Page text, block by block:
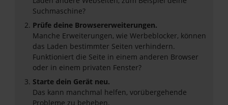
Suchmaschine?
Prüfe deine Browsererweiterungen.
Manche Erweiterungen, wie Werbeblocker, können
das Laden bestimmter Seiten verhindern.
Funktioniert die Seite in einem anderen Browser
oder in einem privaten Fenster?
Starte dein Gerät neu.
Das kann manchmal helfen, vorübergehende
Probleme zu beheben.